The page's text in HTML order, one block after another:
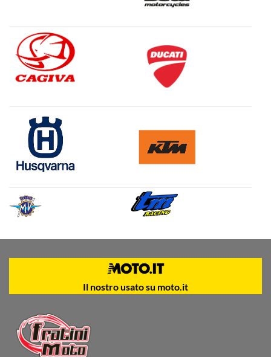
Il nostro usato su moto.it